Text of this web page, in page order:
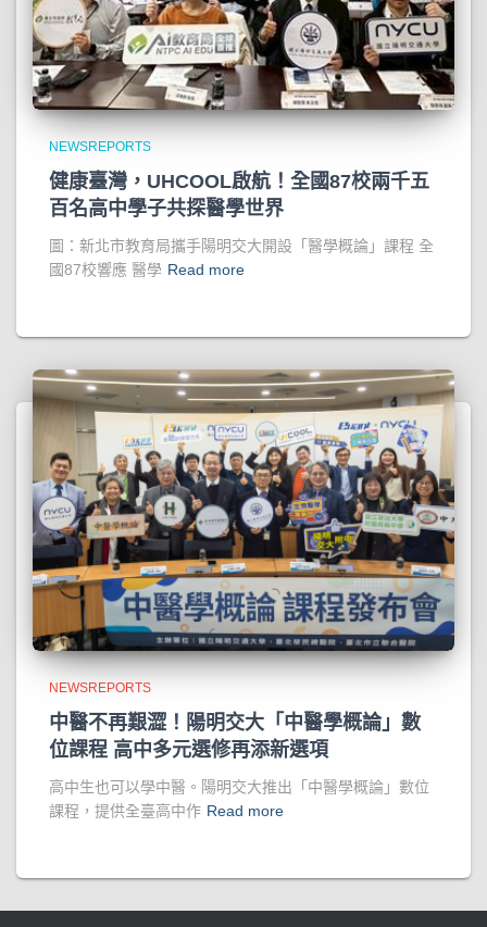
NEWSREPORTS
健康臺灣，UHCOOL啟航！全國87校兩千五
百名高中學子共探醫學世界
圖：新北市教育局攜手陽明交大開設「醫學概論」課程 全
國87校響應 醫學 Read more
NEWSREPORTS
中醫不再艱澀！陽明交大「中醫學概論」數
位課程 高中多元選修再添新選項
高中生也可以學中醫。陽明交大推出「中醫學概論」數位
課程，提供全臺高中作 Read more